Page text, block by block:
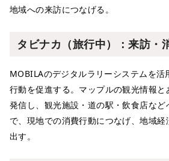
地域への来訪につなげる。
タビナカ（旅行中）：来訪・
MOBILAのデジタルラリーシステムを活
行動を促進する。マップルの観光情報と
発信し、観光施設・道の駅・飲食店など
で、現地での消費行動につなげ、地域
出す。